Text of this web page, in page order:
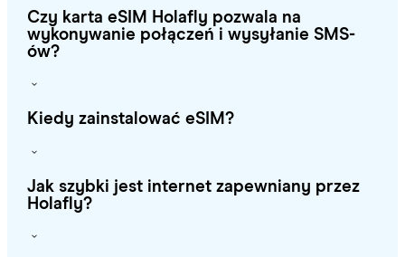
Czy karta eSIM Holafly pozwala na
wykonywanie połączeń i wysyłanie SMS-
ów?
Kiedy zainstalować eSIM?
Jak szybki jest internet zapewniany przez
Holafly?